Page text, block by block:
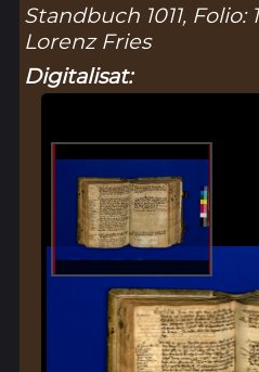
Standbuch 1011, Folio:
Lorenz Fries
Digitalisat: